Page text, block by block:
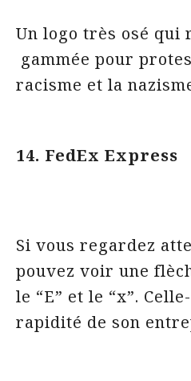
Un logo très osé
gammée pour
racisme et la
14. FedEx Express
Si vous regardez
pouvez voir une
le “E” et le “x”.
rapidité de son